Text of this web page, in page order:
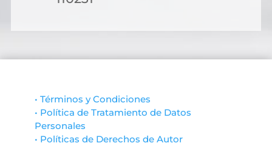
• Términos y Condiciones
• Política de Tratamiento de Datos
Personales
• Políticas de Derechos de Autor